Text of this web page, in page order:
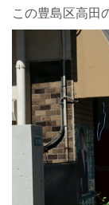
この豊島区高田